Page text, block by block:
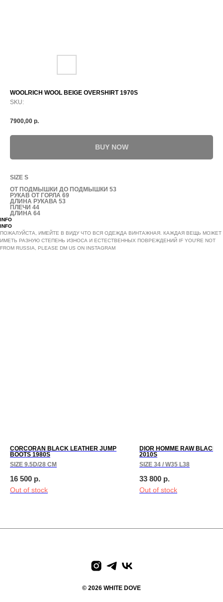
WOOLRICH WOOL BEIGE OVERSHIRT 1970S
SKU:
7900,00 р.
BUY NOW
SIZE S
ОТ ПОДМЫШКИ ДО ПОДМЫШКИ 53
РУКАВ ОТ ГОРЛА 69
ДЛИНА РУКАВА 53
ПЛЕЧИ 44
ДЛИНА 64
INFO
INFO
ПОЖАЛУЙСТА, ИМЕЙТЕ В ВИДУ ЧТО ВСЯ ОДЕЖДА ВИНТАЖНАЯ. КАЖДАЯ ВЕЩЬ МОЖЕТ
ИМЕТЬ РАЗНУЮ СТЕПЕНЬ ИЗНОСА И ЕСТЕСТВЕННЫХ ПОВРЕЖДЕНИЙ IF YOU'RE NOT
FROM RUSSIA, PLEASE DM US ON INSTAGRAM
CORCORAN BLACK LEATHER JUMP
BOOTS 1980S
SIZE 9.5D/28 CM
16 500 р.
Out of stock
DIOR HOMME RAW BLACK
2010S
SIZE 34 / W35 L38
33 800 р.
Out of stock
We create digital spaces We create digital spaces We
© 2026 WHITE DOVE